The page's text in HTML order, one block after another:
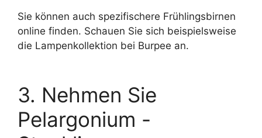
Sie können auch spezifischere Frühlingsbirnen
online finden. Schauen Sie sich beispielsweise
die Lampenkollektion bei Burpee an.
3. Nehmen Sie
Pelargonium -